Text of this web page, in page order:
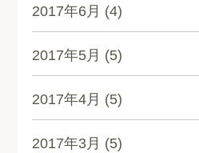
2017年6月 (4)
2017年5月 (5)
2017年4月 (5)
2017年3月 (5)